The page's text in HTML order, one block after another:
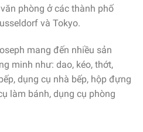
phòng ở các thành phố
và Tokyo.
mang đến nhiều sản
minh như: dao, kéo, thớt,
dụng cụ nhà bếp, hộp đựng
làm bánh, dụng cụ phòng